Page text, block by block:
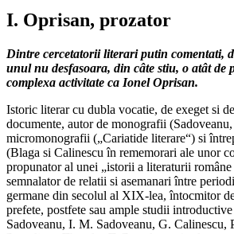
I. Oprisan, prozator
Dintre cercetatorii literari putin comentati,
unul nu desfasoara, din câte stiu, o atât de
complexa activitate ca Ionel Oprisan.
Istoric literar cu dubla vocatie, de exeget si
documente, autor de monografii
micromonografii („Cariatide literare“) si
(Blaga si Calinescu în rememorari ale unor
propunator al unei „istorii a literaturii
semnalator de relatii si asemanari între
germane din secolul al XIX-lea, întocmitor
prefete, postfete sau ample studii
Sadoveanu, I. M. Sadoveanu, G. Calinescu,